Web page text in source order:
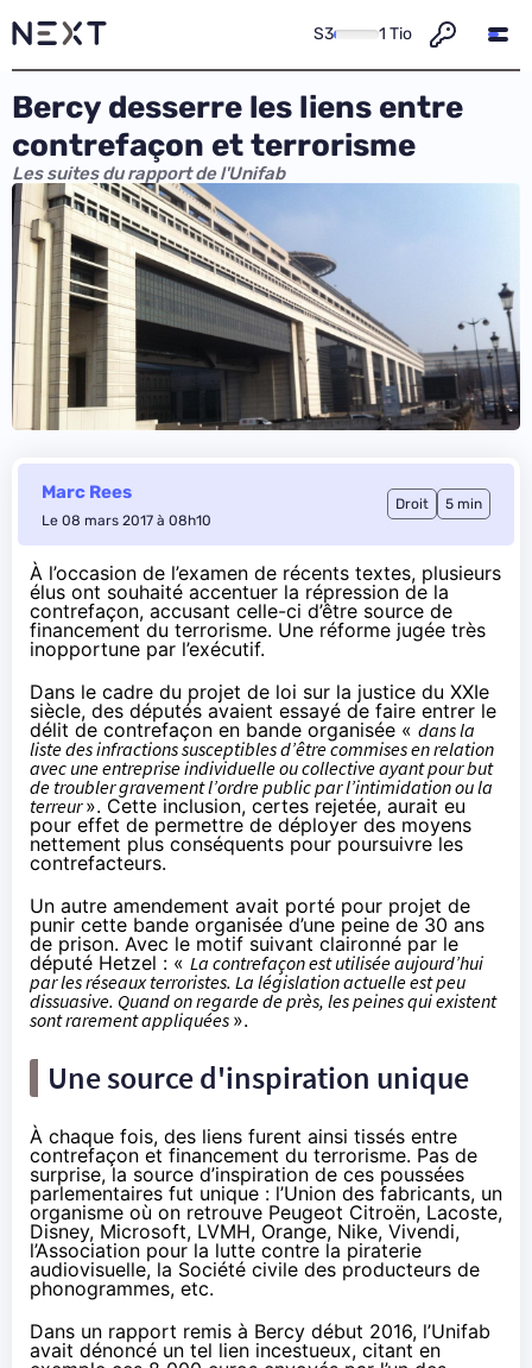
S3 1 Tio
Bercy desserre les liens entre
contrefaçon et terrorisme
Les suites du rapport de l'Unifab
Marc Rees
Le 08 mars 2017 à 08h10
Droit 5 min
À l’occasion de l’examen de récents textes, plusieurs
élus ont souhaité accentuer la répression de la
contrefaçon, accusant celle-ci d’être source de
financement du terrorisme. Une réforme jugée très
inopportune par l’exécutif.
Dans le cadre du projet de loi sur la justice du XXIe
siècle, des députés avaient essayé de faire entrer le
délit de contrefaçon en bande organisée « dans la
liste des infractions susceptibles d’être commises en relation
avec une entreprise individuelle ou collective ayant pour but
de troubler gravement l’ordre public par l’intimidation ou la
terreur». Cette inclusion, certes rejetée, aurait eu
pour effet de permettre de déployer des moyens
nettement plus conséquents pour poursuivre les
contrefacteurs.
Un autre amendement avait porté pour projet de
punir cette bande organisée d’une peine de 30 ans
de prison. Avec le motif suivant claironné par le
député Hetzel : « La contrefaçon est utilisée aujourd’hui
par les réseaux terroristes. La législation actuelle est peu
dissuasive. Quand on regarde de près, les peines qui existent
sont rarement appliquées ».
Une source d'inspiration unique
À chaque fois, des liens furent ainsi tissés entre
contrefaçon et financement du terrorisme. Pas de
surprise, la source d’inspiration de ces poussées
parlementaires fut unique : l’Union des fabricants, un
organisme où on retrouve Peugeot Citroën, Lacoste,
Disney, Microsoft, LVMH, Orange, Nike, Vivendi,
l’Association pour la lutte contre la piraterie
audiovisuelle, la Société civile des producteurs de
phonogrammes, etc.
Dans un rapport remis à Bercy début 2016, l’Unifab
avait dénoncé un tel lien incestueux, citant en